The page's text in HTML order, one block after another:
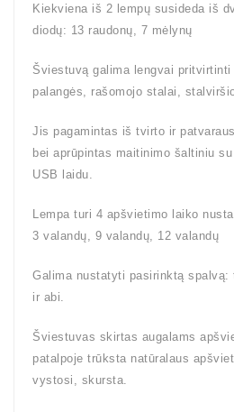
Kiekviena iš 2 lempų susideda iš
diodų: 13 raudonų, 7 mėlynų
Šviestuvą galima lengvai pritvirtinti
palangės, rašomojo stalai,
Jis pagamintas iš tvirto ir
bei aprūpintas maitinimo šaltiniu
USB laidu.
Lempa turi 4 apšvietimo laiko
3 valandų, 9 valandų, 12 valandų
Galima nustatyti pasirinktą spalvą:
ir abi.
Šviestuvas skirtas augalams
patalpoje trūksta natūralaus
vystosi, skursta.